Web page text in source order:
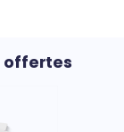
offertes